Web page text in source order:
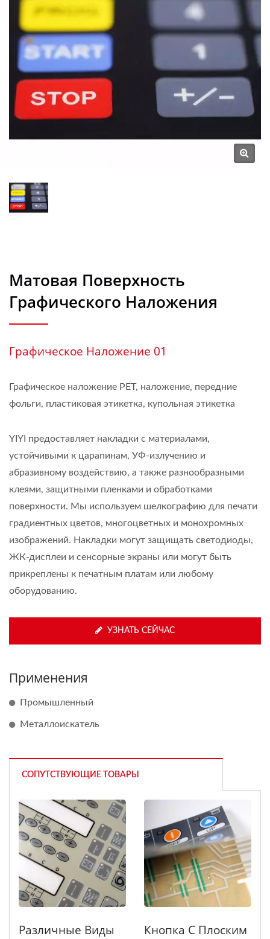
Матовая Поверхность
Графического Наложения
Графическое Наложение 01
Графическое наложение PET, наложение, передние
фольги, пластиковая этикетка, купольная этикетка
YIYI предоставляет накладки с материалами,
устойчивыми к царапинам, УФ-излучению и
абразивному воздействию, а также разнообразными
клеями, защитными пленками и обработками
поверхности. Мы используем шелкографию для печати
градиентных цветов, многоцветных и монохромных
изображений. Накладки могут защищать светодиоды,
ЖК-дисплеи и сенсорные экраны или могут быть
прикреплены к печатным платам или любому
оборудованию.
УЗНАТЬ СЕЙЧАС
Применения
Промышленный
Металлоискатель
СОПУТСТВУЮЩИЕ ТОВАРЫ
Различные Виды
Кнопка С Плоским